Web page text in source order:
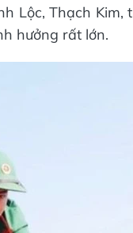
Lộc, Thạch Kim,
hưởng rất lớn.